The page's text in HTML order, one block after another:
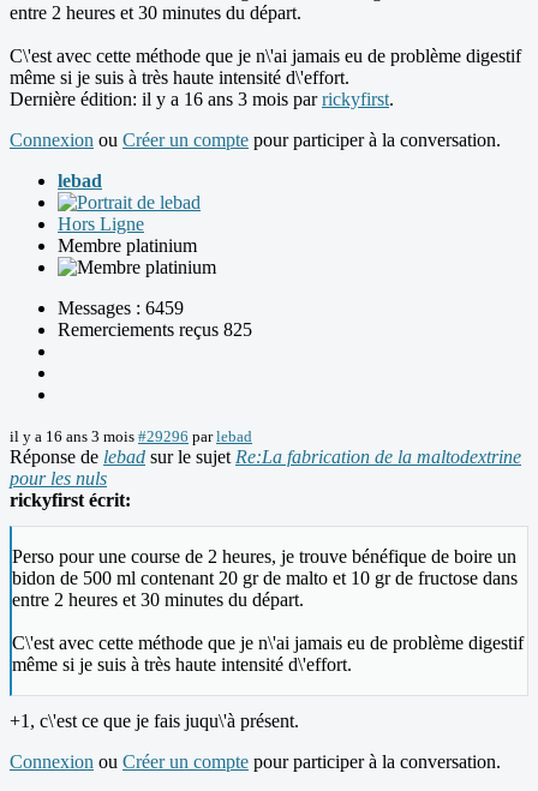
entre 2 heures et 30 minutes du départ.
C\'est avec cette méthode que je n\'ai jamais eu de problème digestif
même si je suis à très haute intensité d\'effort.
Dernière édition: il y a 16 ans 3 mois parrickyfirst.
Connexion ou Créer un compte pour participer à la conversation.
lebad
Hors Ligne
Membre platinium
Messages : 6459
Remerciements reçus 825
il y a 16 ans 3 mois #29296 parlebad
Réponse de lebad sur le sujet Re:La fabrication de la maltodextrine
pour les nuls
rickyfirst écrit:
Perso pour une course de 2 heures, je trouve bénéfique de boire un
bidon de 500 ml contenant 20 gr de malto et 10 gr de fructose dans
entre 2 heures et 30 minutes du départ.
C\'est avec cette méthode que je n\'ai jamais eu de problème digestif
même si je suis à très haute intensité d\'effort.
+1, c\'est ce que je fais juqu\'à présent.
Connexion ou Créer un compte pour participer à la conversation.